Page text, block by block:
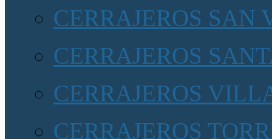
CERRAJEROS SAN
CERRAJEROS
CERRAJEROS
CERRAJEROS